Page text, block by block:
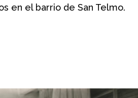
en el barrio de San Telmo.